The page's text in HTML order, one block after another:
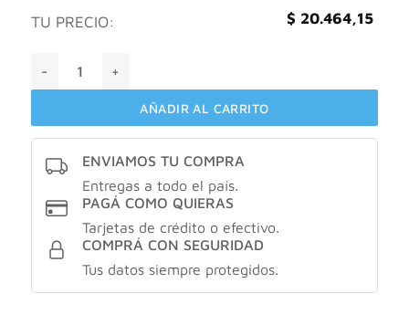
TU PRECIO: $ 20.464,15
AÑADIR AL CARRITO
ENVIAMOS TU COMPRA
Entregas a todo el país.
PAGÁ COMO QUIERAS
Tarjetas de crédito o efectivo.
COMPRÁ CON SEGURIDAD
Tus datos siempre protegidos.